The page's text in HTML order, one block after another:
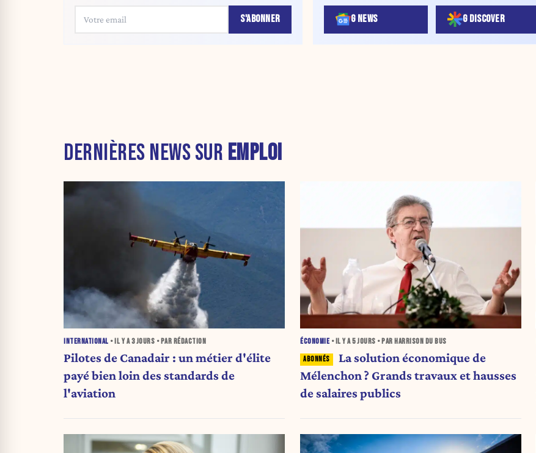
S'ABONNER G NEWS G DISCOVER
DERNIÈRES NEWS SUR EMPLOI
INTERNATIONAL • IL Y A3 JOURS • PAR RÉDACTION
Pilotes de Canadair : un métier d'élite
payé bien loin des standards de
l'aviation
ÉCONOMIE • IL Y A5 JOURS • PAR HARRISON DU BUS
La solution économique de
Mélenchon ? Grands travaux et hausses
de salaires publics